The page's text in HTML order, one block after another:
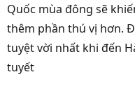
Quốc mùa đông sẽ
thêm phần thú vị hơn.
tuyệt vời nhất khi đến
tuyết